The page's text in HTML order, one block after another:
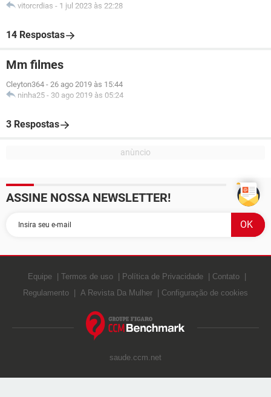
vitorcrdias - 1 jul 2023 às 22:28
14 Respostas
Mm filmes
Cleyton364 - 26 ago 2019 às 15:44
ninha25 - 30 ago 2019 às 05:24
3 Respostas
ASSINE NOSSA NEWSLETTER!
Equipe Termos de uso Política de Privacidade
Contato
Regulamento
A Revista Da Mulher Configuração de cookies
saude.ccm.net